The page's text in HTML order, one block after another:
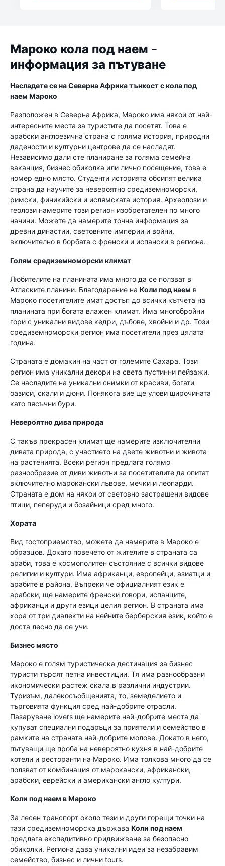
Мароко кола под наем -
информация за пътуване
Насладете се на Северна Африка тънкост с кола под
наем Мароко
Разположен в Северна Африка, Мароко има някои от най-
интересните места за туристите да посетят. Това е
арабски англоезична страна с голяма история, природни
дадености и културни центрове да се насладят.
Независимо дали сте планиране за голяма семейна
ваканция, бизнес обиколка или лично посещение, това е
номер едно място. Студенти историята обсипят велика
страна да научите за невероятно средиземноморски,
римски, финикийски и ислямската история. Археолози и
геолози намерите този регион изобретателен по много
начини. Можете да намерите точна информация за
древни династии, световните империи и войни,
включително в борбата с френски и испански в региона.
Голям средиземноморски климат
Любителите на планината има много да се ползват в
Атласките планини. Благодарение на Коли под наем в
Мароко посетителите имат достъп до всички кътчета на
планината при богата влажен климат. Има многобройни
гори с уникални видове кедри, дъбове, хвойни и др. Този
средиземноморски регион има посетители през цялата
година.
Страната е домакин на част от големите Сахара. Този
регион има уникални декори на света пустинни пейзажи.
Се насладите на уникални снимки от красиви, богати
оазиси, скали и дюни. Понякога вие ще улови широчината
като пясъчни бури.
Невероятно дива природа
С такъв прекрасен климат ще намерите изключителни
дивата природа, с участието на двете животни и живота
на растенията. Всеки регион предлага голямо
разнообразие от диви животни за посетителите да опитат
включително марокански лъвове, мечки и леопарди.
Страната е дом на някои от световно застрашени видове
птици, пеперуди и бозайници сред много.
Хората
Вид гостоприемство, можете да намерите в Мароко е
образцов. Докато повечето от жителите в страната са
араби, това е космополитен състояние с всички видове
религии и култури. Има африканци, европейци, азиатци и
арабите в района. Въпреки че официалният език е
арабски, ще намерите френски говори, испанците,
африканци и други езици целия регион. В страната има
хора от три диалекти на нейните берберския език, който е
доста лесно да се учи.
Бизнес място
Мароко е голям туристическа дестинация за бизнес
туристи търсят петна инвестиции. Тя има разнообразни
икономически растеж скала в различни индустрии.
Туризъм, далекосъобщенията, то, земеделието и
търговията функция сред най-добрите отрасли.
Пазаруване lovers ще намерите най-добрите места да
купуват специални подаръци за приятели и семейство в
рамките на страната най-добрите молове. Докато в него,
пътуващи ще проба на невероятно кухня в най-добрите
хотели и ресторанти на Мароко. Има толкова много да се
ползват от комбинация от марокански, африкански,
арабски, еврейски и американски англо култури.
Коли под наем в Мароко
За лесен транспорт около тези и други горещи точки на
тази средиземноморска държава Коли под наем
предлага експедитивно придвижване за безопасно
обиколки. Региона дава уникални идеи за незабравим
семейство, бизнес и лични tours.